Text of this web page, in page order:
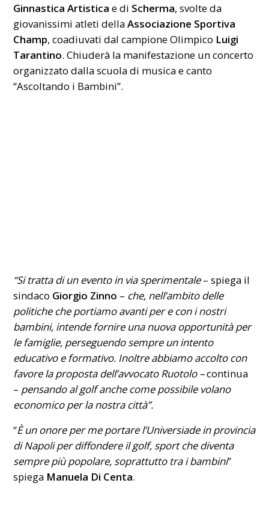
Ginnastica Artistica e di Scherma, svolte da
giovanissimi atleti dellaAssociazione Sportiva
Champ, coadiuvati dal campione Olimpico Luigi
Tarantino. Chiuderà la manifestazione un concerto
organizzato dalla scuola di musica e canto
“Ascoltando i Bambini”.
“Si tratta di un evento in via sperimentale– spiega il
sindaco Giorgio Zinno – che, nell’ambito delle
politiche che portiamo avanti per e con i nostri
bambini, intende fornire una nuova opportunità per
le famiglie, perseguendo sempre un intento
educativo e formativo. Inoltre abbiamo accolto con
favore la proposta dell’avvocato Ruotolo –continua
– pensando al golf anche come possibile volano
economico per la nostra città”.
“È un onore per me portare l’Universiade in provincia
di Napoli per diffondere il golf, sport che diventa
sempre più popolare, soprattutto tra i bambini”
spiega Manuela Di Centa.